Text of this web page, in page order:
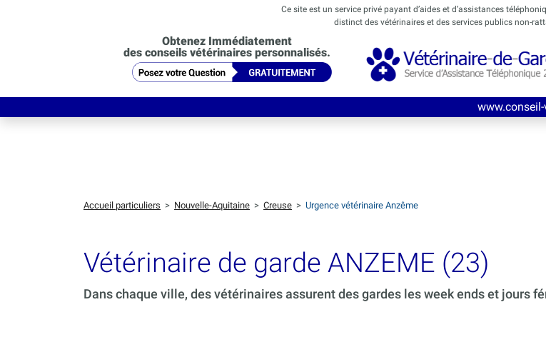
Ce site est un service privé payant d’aides et d’assistances
distinct des vétérinaires et des services publics non-
Obtenez Immédiatement
des conseils vétérinaires personnalisés.
www.conseil-veterinaire.com
Accueil particuliers > Nouvelle-Aquitaine > Creuse > Urgence vétérinaire Anzême
Vétérinaire de garde ANZEME (23)
Dans chaque ville, des vétérinaires assurent des gardes les week ends et jours